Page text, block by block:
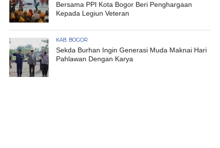
Bersama PPI Kota Bogor Beri Penghargaan
Kepada Legiun Veteran
KAB. BOGOR
Sekda Burhan Ingin Generasi Muda Maknai Hari
Pahlawan Dengan Karya